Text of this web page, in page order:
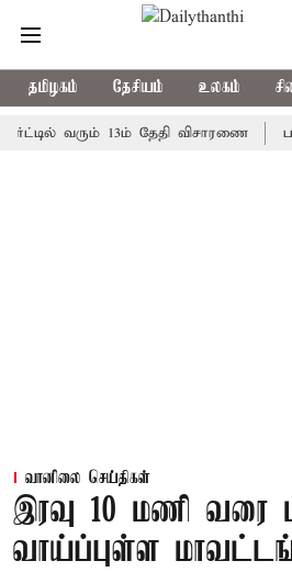
தமிழகம் தேசியம் உலகம்
வரும் 13ம் தேதி விசாரணை பட்ஜெட்
வானிலை செய்திகள்
இரவு 10 மணி வரை
வாய்ப்புள்ள